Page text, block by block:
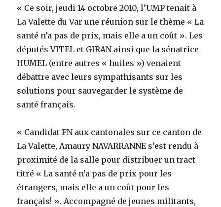
« Ce soir, jeudi 14 octobre 2010, l’UMP tenait à
La Valette du Var une réunion sur le thème « La
santé n’a pas de prix, mais elle a un coût ». Les
députés VITEL et GIRAN ainsi que la sénatrice
HUMEL (entre autres « huiles ») venaient
débattre avec leurs sympathisants sur les
solutions pour sauvegarder le système de
santé français.
« Candidat FN aux cantonales sur ce canton de
La Valette, Amaury NAVARRANNE s’est rendu à
proximité de la salle pour distribuer un tract
titré « La santé n’a pas de prix pour les
étrangers, mais elle a un coût pour les
français! ». Accompagné de jeunes militants,